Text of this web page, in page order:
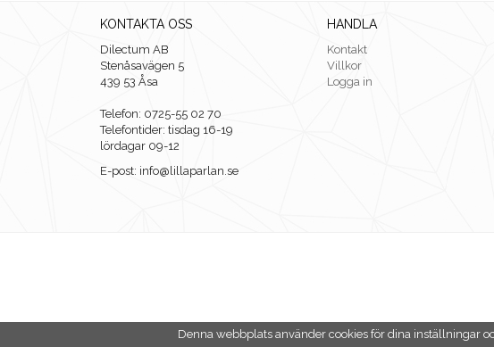
KONTAKTA OSS
Dilectum AB
Stenåsavägen 5
439 53 Åsa
Telefon: 0725-55 02 70
Telefontider: tisdag 16-19
lördagar 09-12
E-post: info@lillaparlan.se
HANDLA
Kontakt
Villkor
Logga in
Denna webbplats använder cookies för dina inställningar